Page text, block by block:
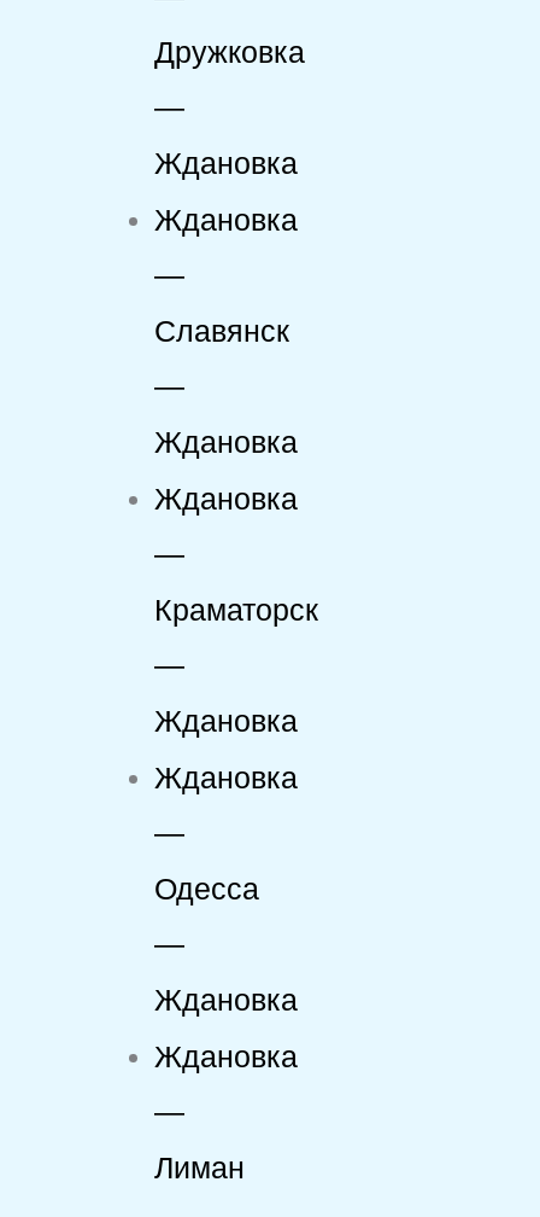
Дружковка
—
Ждановка
Ждановка
—
Славянск
—
Ждановка
Ждановка
—
Краматорск
—
Ждановка
Ждановка
—
Одесса
—
Ждановка
Ждановка
—
Лиман